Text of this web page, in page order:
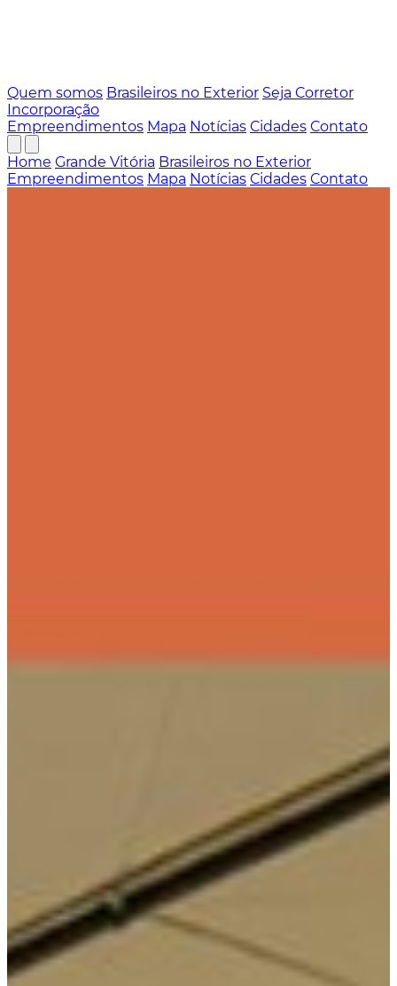
Quem somos Brasileiros no Exterior Seja Corretor
Incorporação
Empreendimentos Mapa Notícias Cidades Contato
Home Grande Vitória Brasileiros no Exterior
Empreendimentos Mapa Notícias Cidades Contato